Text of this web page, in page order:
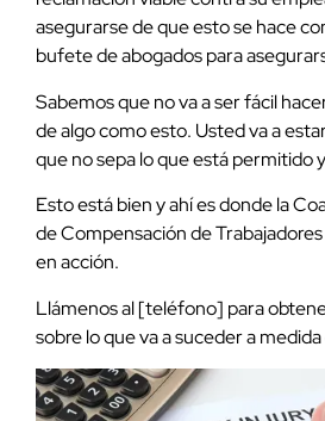
asegurarse de que esto se hace
bufete de abogados para
Sabemos que no va a ser fácil
de algo como esto. Usted va a
que no sepa lo que está permitido
Esto está bien y ahí es donde la
de Compensación de
en acción.
Llámenos al [teléfono] para
sobre lo que va a suceder a